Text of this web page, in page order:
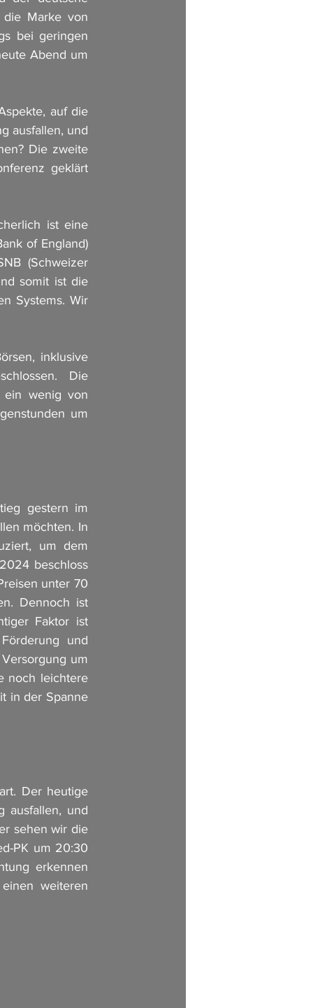
Marke von
bei geringen
Abend um
auf die
ausfallen, und
Die zweite
geklärt
ist eine
of England)
(Schweizer
somit ist die
Systems. Wir
inklusive
Die
ein wenig von
um
gestern im
möchten. In
um dem
beschloss
unter 70
Dennoch ist
Faktor ist
und
um
noch leichtere
in der Spanne
Der heutige
ausfallen, und
sehen wir die
PK um 20:30
erkennen
weiteren